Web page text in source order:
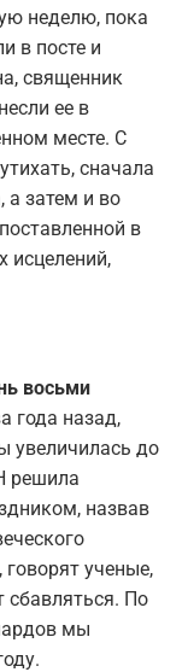
неделю, пока
в посте и
священник
ее в
месте. С
сначала
а затем и во
в
исцелений,
восьми
года назад,
увеличилась до
решила
назвав
говорят ученые,
сбавляться. По
мы